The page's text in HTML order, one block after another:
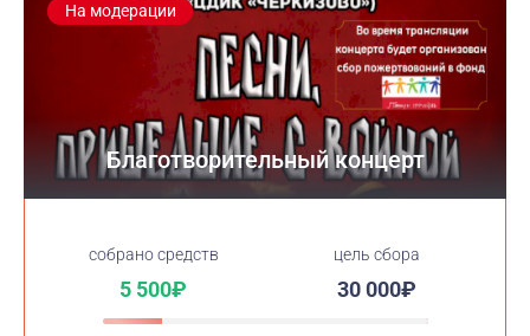
На модерации
Благотворительный концерт
cобрано средств
5 500₽
цель сбора
30 000₽